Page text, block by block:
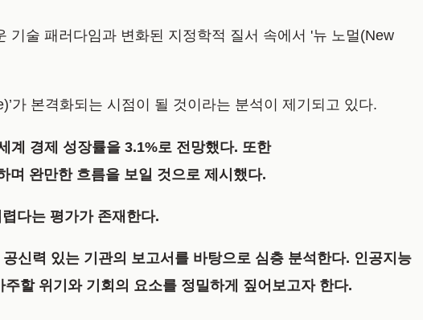
기술 패러다임과 변화된 지정학적 질서 속에서 '뉴 노멀(New
가 본격화되는 시점이 될 것이라는 분석이 제기되고 있다.
계 경제 성장률을 3.1%로 전망했다. 또한
완만한 흐름을 보일 것으로 제시 했다.
다는 평가가 존재한다.
신력 있는 기관의 보고서를 바탕으로 심층 분석한다. 인공지능
할 위기와 기회의 요소를 정밀하게 짚어보고자 한다.